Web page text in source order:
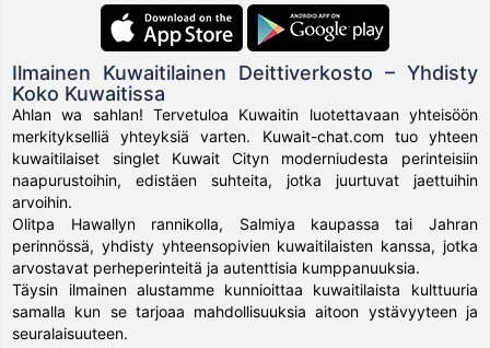
Ilmainen Kuwaitilainen Deittiverkosto – Yhdisty
Koko Kuwaitissa
Ahlan wa sahlan! Tervetuloa Kuwaitin luotettavaan yhteisöön
merkitykselliä yhteyksiä varten. Kuwait-chat.com tuo yhteen
kuwaitilaiset singlet Kuwait Cityn moderniudesta perinteisiin
naapurustoihin, edistäen suhteita, jotka juurtuvat jaettuihin
arvoihin.
Olitpa Hawallyn rannikolla, Salmiya kaupassa tai Jahran
perinnössä, yhdisty yhteensopivien kuwaitilaisten kanssa, jotka
arvostavat perheperinteitä ja autenttisia kumppanuuksia.
Täysin ilmainen alustamme kunnioittaa kuwaitilaista kulttuuria
samalla kun se tarjoaa mahdollisuuksia aitoon ystävyyteen ja
seuralaisuuteen.